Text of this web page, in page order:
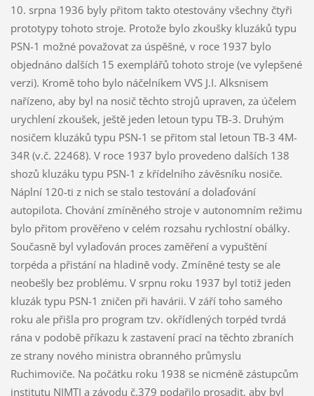
10. srpna 1936 byly přitom takto otestovány všechny čtyři
prototypy tohoto stroje. Protože bylo zkoušky kluzáků typu
PSN-1 možné považovat za úspěšné, v roce 1937 bylo
objednáno dalších 15 exemplářů tohoto stroje (ve vylepšené
verzi). Kromě toho bylo náčelníkem VVS J.I. Alksnisem
nařízeno, aby byl na nosič těchto strojů upraven, za účelem
urychlení zkoušek, ještě jeden letoun typu TB-3. Druhým
nosičem kluzáků typu PSN-1 se přitom stal letoun TB-3 4M-
34R (v.č. 22468). V roce 1937 bylo provedeno dalších 138
shozů kluzáku typu PSN-1 z křídelního závěsníku nosiče.
Náplní 120-ti z nich se stalo testování a dolaďování
autopilota. Chování zmíněného stroje v autonomním režimu
bylo přitom prověřeno v celém rozsahu rychlostní obálky.
Současně byl vylaďován proces zaměření a vypuštění
torpéda a přistání na hladině vody. Zmíněné testy se ale
neobešly bez problému. V srpnu roku 1937 byl totiž jeden
kluzák typu PSN-1 zničen při havárii. V září toho samého
roku ale přišla pro program tzv. okřídlených torpéd tvrdá
rána v podobě příkazu k zastavení prací na těchto zbraních
ze strany nového ministra obranného průmyslu
Ruchimoviče. Na počátku roku 1938 se nicméně zástupcům
institutu NIMTI a závodu č.379 podařilo prosadit, aby byl